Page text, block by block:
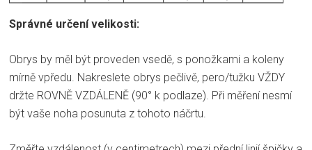
Správné určení velikosti:
Obrys by měl být proveden vsedě, s ponožkami a koleny
mírně vpředu. Nakreslete obrys pečlivě, pero/tužku VŽDY
držte ROVNĚ VZDÁLENĚ (90° k podlaze). Při měření nesmí
být vaše noha posunuta z tohoto náčrtu.